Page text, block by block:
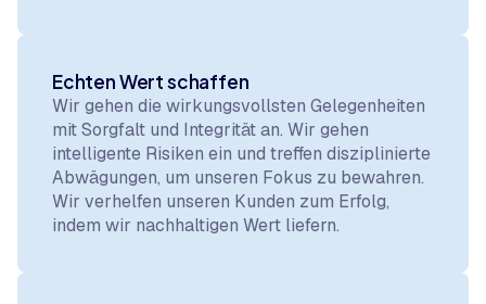
Echten Wert schaffen
Wir gehen die wirkungsvollsten Gelegenheiten
mit Sorgfalt und Integrität an. Wir gehen
intelligente Risiken ein und treffen disziplinierte
Abwägungen, um unseren Fokus zu bewahren.
Wir verhelfen unseren Kunden zum Erfolg,
indem wir nachhaltigen Wert liefern.